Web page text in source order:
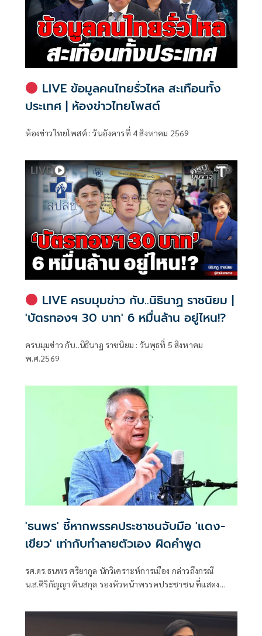
LIVE ข้อมูลคนไทยรั่วไหล สะเทือนทั้ง
ประเทศ | ห้องข่าวไทยโพสต์
ห้องข่าวไทยโพสต์ : วันอังคารที่ 4 สิงหาคม 2569
LIVE ครบมุมข่าว กับ..นิธินาฏ ราชนิยม |
'บัตรทองฯ 30 บาท' 6 หมื่นล้าน อยู่ไหน!?
ครบมุมข่าว กับ..นิธินาฏ ราชนิยม : วันพุธที่ 5 สิงหาคม
พ.ศ.2569
'ธนพร' ชี้หากพรรคประชาชนจับมือ 'แดง-
เขียว' เท่ากับทำลายตัวเอง ผิดคำพูด
รศ.ดร.ธนพร ศรียากูล นักวิเคราะห์การเมือง กล่าวถึงกรณี
น.ส.ศิริกัญญา ตันสกุล รองหัวหน้าพรรคประชาชน ที่แสดง
พรรคภูมิใจไทย ก็จำเป็นต้องพูดคุยกับพรรคประชาชนด้วยว่า